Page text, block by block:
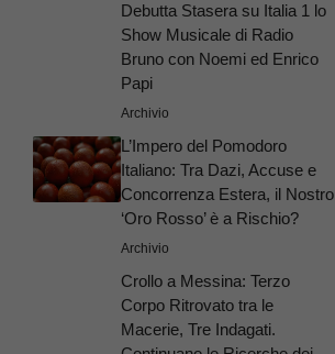
Debutta Stasera su Italia 1 lo
Show Musicale di Radio
Bruno con Noemi ed Enrico
Papi
Archivio
L’Impero del Pomodoro
Italiano: Tra Dazi, Accuse e
Concorrenza Estera, il Nostro
‘Oro Rosso’ è a Rischio?
Archivio
Crollo a Messina: Terzo
Corpo Ritrovato tra le
Macerie, Tre Indagati.